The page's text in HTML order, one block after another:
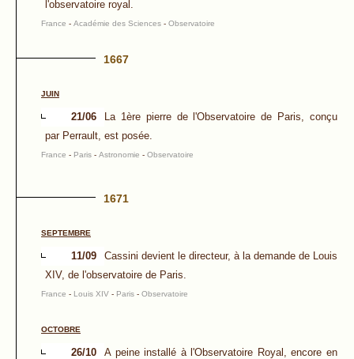
l'observatoire royal.
France - Académie des Sciences - Observatoire
1667
JUIN
21/06
La 1ère pierre de l'Observatoire de Paris, conçu
par Perrault, est posée.
France - Paris - Astronomie - Observatoire
1671
SEPTEMBRE
11/09
Cassini devient le directeur, à la demande de Louis
XIV, de l'observatoire de Paris.
France - Louis XIV - Paris - Observatoire
OCTOBRE
26/10
A peine installé à l'Observatoire Royal, encore en